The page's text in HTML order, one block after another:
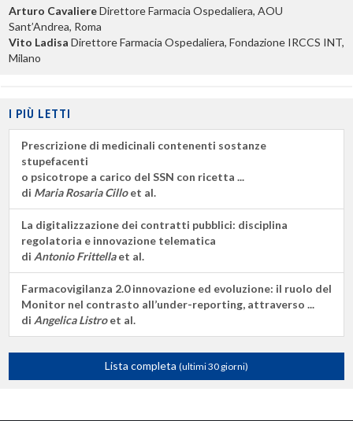
Arturo CavaliereDirettore Farmacia Ospedaliera, AOU
Sant’Andrea, Roma
Vito Ladisa Direttore Farmacia Ospedaliera, Fondazione IRCCS INT,
Milano
I PIÙ LETTI
Prescrizione di medicinali contenenti sostanze
stupefacenti
o psicotrope a carico del SSN con ricetta ...
di Maria Rosaria Cilloet al.
La digitalizzazione dei contratti pubblici: disciplina
regolatoria e innovazione telematica
di Antonio Frittellaet al.
Farmacovigilanza 2.0 innovazione ed evoluzione: il ruolo del
Monitor nel contrasto all’under-reporting, attraverso ...
di Angelica Listroet al.
Lista completa (ultimi 30 giorni)